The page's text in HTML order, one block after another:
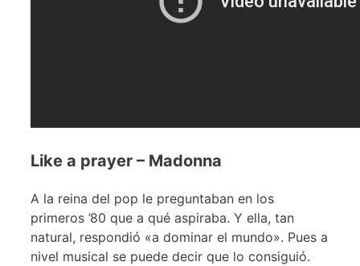
Like a prayer – Madonna
A la reina del pop le preguntaban en los
primeros ’80 que a qué aspiraba. Y ella, tan
natural, respondió «a dominar el mundo». Pues a
nivel musical se puede decir que lo consiguió.